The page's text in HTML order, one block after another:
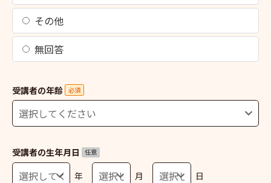
その他
無回答
受講者の年齢 必須
受講者の生年月日 任意
年 月 日